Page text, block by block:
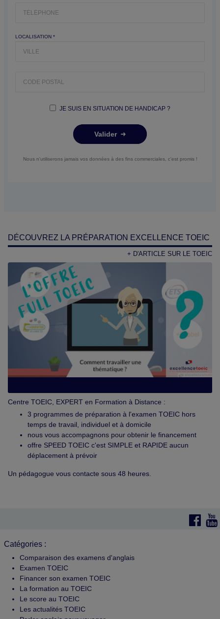
LOCALISATION *
JE SUIS EN SITUATION DE HANDICAP ?
Valider
Nous n'utiliserons jamais vos données à des fins commerciales, c'est promis !
DÉCOUVREZ LA PRÉPARATION EXCELLENCE TOEIC
+ D'ARTICLE SUR LE TOEIC
Centre TOEIC, EXPERT en Formation à Distance :
3 programmes de préparation à l'examen TOEIC hors
temps de travail, individuel et à domicile
nous vous accompagnons pour obtenir le financement
offre SPEED TOEIC c'est SIMPLE et RAPIDE aucun
déplacement à prévoir
Un pédagogue vous contacte sous 48 heures.
Catégories :
Comparaison des examens d'anglais
Examen TOEIC
Financer son examen TOEIC
La formation au TOEIC
Le score au TOEIC
Les actualités TOEIC